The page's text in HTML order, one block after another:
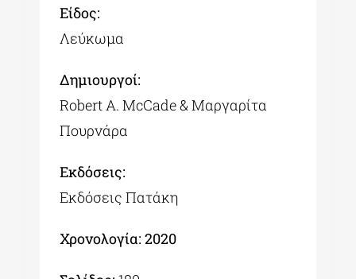
Είδος:
Λεύκωμα
Δημιουργοί:
Robert A. McCade & Μαργαρίτα
Πουρνάρα
Εκδόσεις:
Εκδόσεις Πατάκη
Χρονολογία: 2020